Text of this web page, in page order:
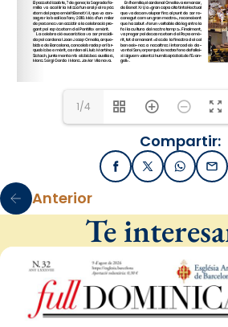
1/4
Compartir:
FacebookX / Twitter
Anterior
Te